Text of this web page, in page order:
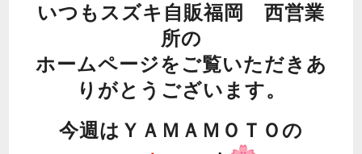
いつもスズキ自販福岡 西営業
所の
ホームページをご覧いただきあ
りがとうございます。
今週はＹＡＭＡＭＯＴＯの